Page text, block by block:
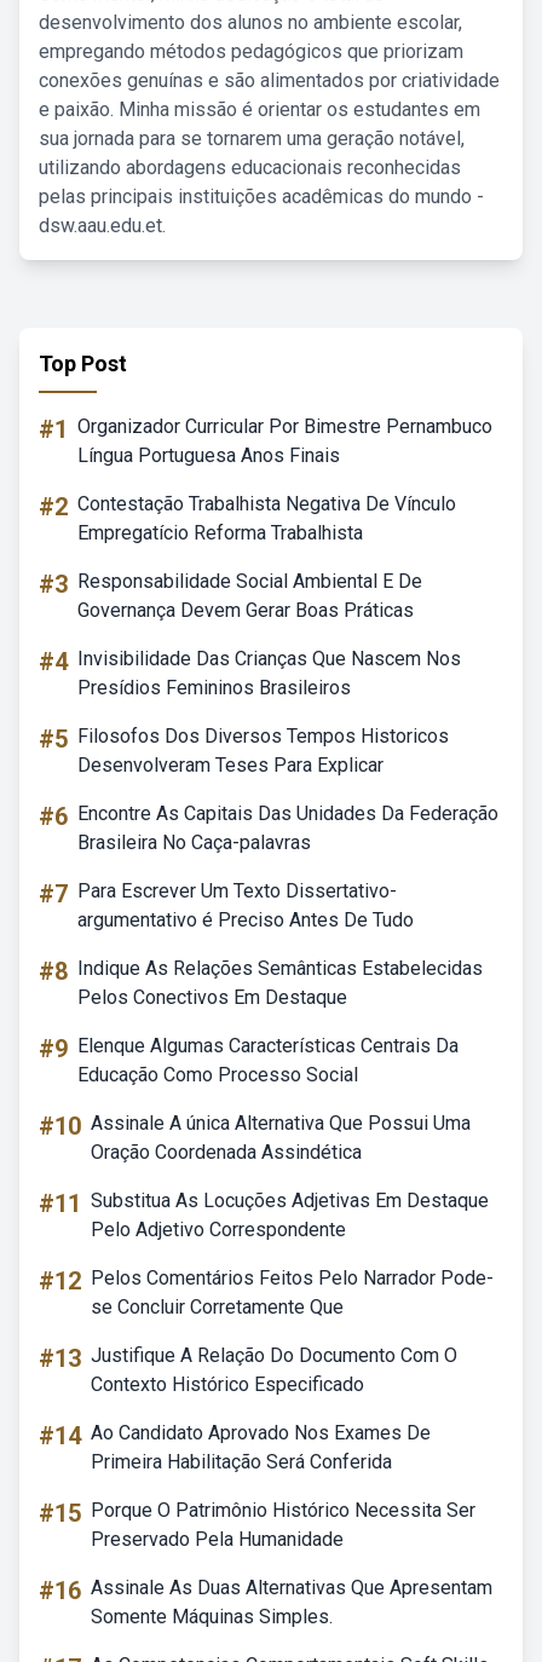
desenvolvimento dos alunos no ambiente escolar,
empregando métodos pedagógicos que priorizam
conexões genuínas e são alimentados por criatividade
e paixão. Minha missão é orientar os estudantes em
sua jornada para se tornarem uma geração notável,
utilizando abordagens educacionais reconhecidas
pelas principais instituições acadêmicas do mundo -
dsw.aau.edu.et.
Top Post
#1 Organizador Curricular Por Bimestre Pernambuco
Língua Portuguesa Anos Finais
#2 Contestação Trabalhista Negativa De Vínculo
Empregatício Reforma Trabalhista
#3 Responsabilidade Social Ambiental E De
Governança Devem Gerar Boas Práticas
#4 Invisibilidade Das Crianças Que Nascem Nos
Presídios Femininos Brasileiros
#5 Filosofos Dos Diversos Tempos Historicos
Desenvolveram Teses Para Explicar
#6 Encontre As Capitais Das Unidades Da Federação
Brasileira No Caça-palavras
#7 Para Escrever Um Texto Dissertativo-
argumentativo é Preciso Antes De Tudo
#8 Indique As Relações Semânticas Estabelecidas
Pelos Conectivos Em Destaque
#9 Elenque Algumas Características Centrais Da
Educação Como Processo Social
#10 Assinale A única Alternativa Que Possui Uma
Oração Coordenada Assindética
#11 Substitua As Locuções Adjetivas Em Destaque
Pelo Adjetivo Correspondente
#12 Pelos Comentários Feitos Pelo Narrador Pode-
se Concluir Corretamente Que
#13 Justifique A Relação Do Documento Com O
Contexto Histórico Especificado
#14 Ao Candidato Aprovado Nos Exames De
Primeira Habilitação Será Conferida
#15 Porque O Patrimônio Histórico Necessita Ser
Preservado Pela Humanidade
#16 Assinale As Duas Alternativas Que Apresentam
Somente Máquinas Simples.